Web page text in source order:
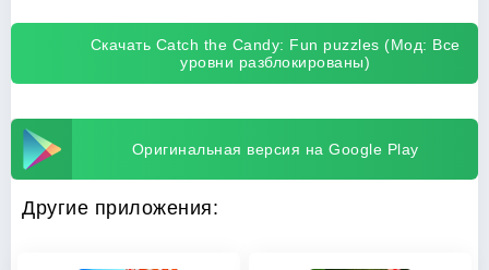
Скачать Catch the Candy: Fun puzzles (Мод: Все
уровни разблокированы)
Оригинальная версия на Google Play
Другие приложения: